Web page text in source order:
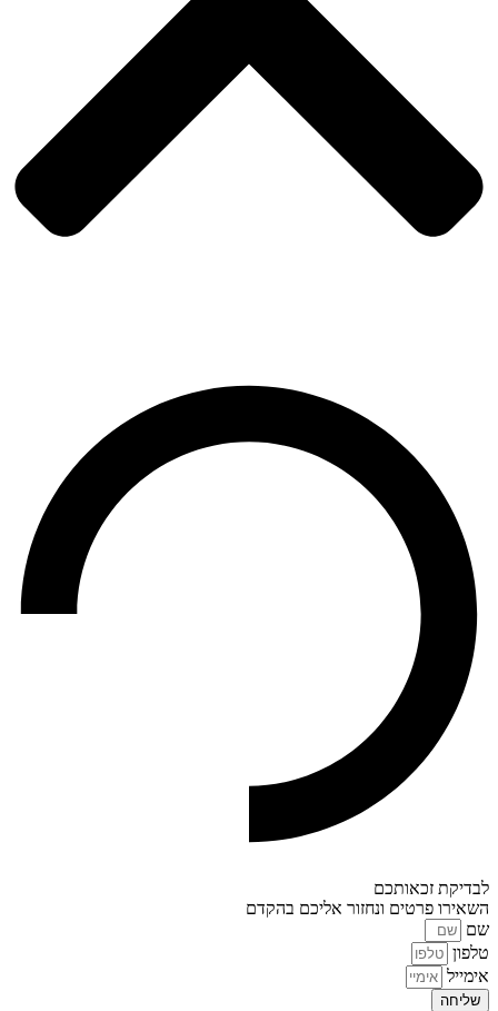
לבדיקת זכאותכם
השאירו פרטים ונחזור אליכם בהקדם
שם
טלפון
אימייל
שליחה